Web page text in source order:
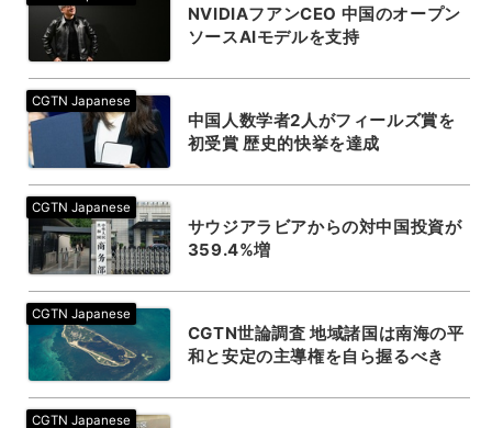
NVIDIAフアンCEO 中国のオープン
ソースAIモデルを支持
中国人数学者2人がフィールズ賞を
初受賞 歴史的快挙を達成
サウジアラビアからの対中国投資が
359.4%増
CGTN世論調査 地域諸国は南海の平
和と安定の主導権を自ら握るべき